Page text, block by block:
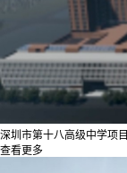
深圳市第十八高级中学项目
查看更多